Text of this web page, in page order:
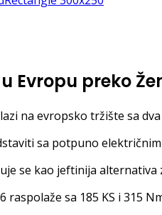
Evropu preko
na evropsko tržište sa
sa potpuno
se kao jeftinija alternativa
sa 185 KS i 315